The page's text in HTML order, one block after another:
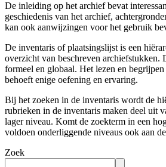
De inleiding op het archief bevat
geschiedenis van het archief,
kan ook aanwijzingen voor het gebruik
De inventaris of plaatsingslijst is een
overzicht van beschreven archiefstukken.
formeel en globaal. Het lezen en
behoeft enige oefening en ervaring.
Bij het zoeken in de inventaris wordt de
rubrieken in de inventaris maken deel uit
lager niveau. Komt de zoekterm in een
voldoen onderliggende niveaus ook aan
Zoek